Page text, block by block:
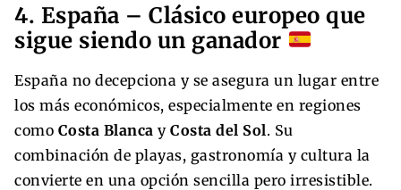
4. España – Clásico europeo que
sigue siendo un ganador
España no decepciona y se asegura un lugar entre
los más económicos, especialmente en regiones
como Costa Blanca y Costa del Sol. Su
combinación de playas, gastronomía y cultura la
convierte en una opción sencilla pero irresistible.